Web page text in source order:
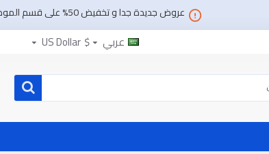
عروض جديدة جدا و تخفيض 50% على قسم الموضة
عربي $
US Dollar